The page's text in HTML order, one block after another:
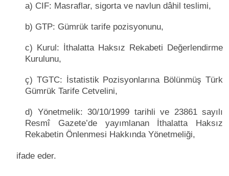
a) CIF: Masraflar, sigorta ve navlun dâhil teslimi,
b) GTP: Gümrük tarife pozisyonunu,
c) Kurul: İthalatta Haksız Rekabeti Değerlendirme
Kurulunu,
ç) TGTC: İstatistik Pozisyonlarına Bölünmüş Türk
Gümrük Tarife Cetvelini,
d) Yönetmelik: 30/10/1999 tarihli ve 23861 sayılı
Resmî Gazete’de yayımlanan İthalatta Haksız
Rekabetin Önlenmesi Hakkında Yönetmeliği,
ifade eder.